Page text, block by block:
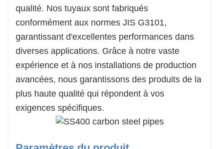
qualité. Nos tuyaux sont fabriqués
conformément aux normes JIS G3101,
garantissant d'excellentes performances dans
diverses applications. Grâce à notre vaste
expérience et à nos installations de production
avancées, nous garantissons des produits de la
plus haute qualité qui répondent à vos
exigences spécifiques.